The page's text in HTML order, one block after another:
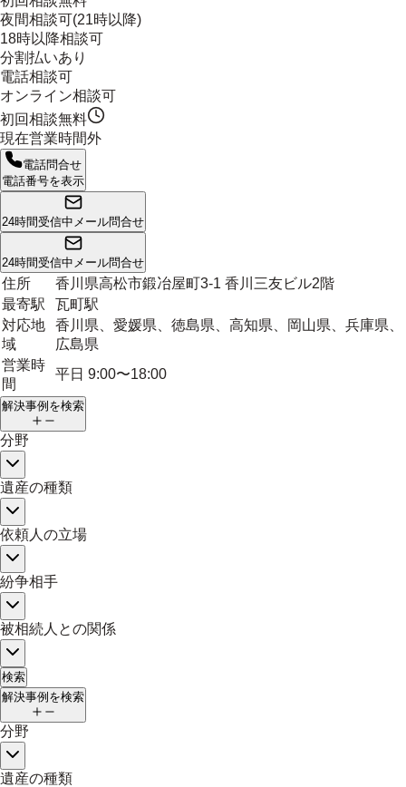
夜間相談可(21時以降)
18時以降相談可
分割払いあり
電話相談可
オンライン相談可
初回相談無料
現在営業時間外
電話問合せ
電話番号を表示
24時間受信中 メール問合せ
24時間受信中 メール問合せ
住所
香川県高松市鍛冶屋町3-1 香川三友ビル2階
最寄駅
瓦町駅
対応地
域
香川県、愛媛県、徳島県、高知県、岡山県、兵庫県、
広島県
営業時
間
平日 9:00〜18:00
解決事例を検索
分野
遺産の種類
依頼人の立場
紛争相手
被相続人との関係
検索
解決事例を検索
分野
遺産の種類